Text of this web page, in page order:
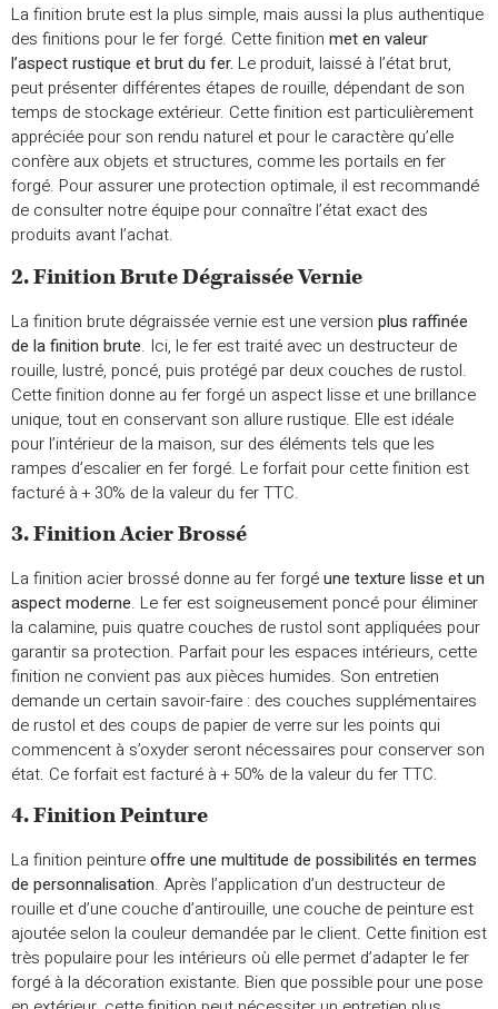
La finition brute est la plus simple, mais aussi la plus authentique
des finitions pour le fer forgé. Cette finition met en valeur
l’aspect rustique et brut du fer. Le produit, laissé à l’état brut,
peut présenter différentes étapes de rouille, dépendant de son
temps de stockage extérieur. Cette finition est particulièrement
appréciée pour son rendu naturel et pour le caractère qu’elle
confère aux objets et structures, comme les portails en fer
forgé. Pour assurer une protection optimale, il est recommandé
de consulter notre équipe pour connaître l’état exact des
produits avant l’achat.
2. Finition Brute Dégraissée Vernie
La finition brute dégraissée vernie est une version plus raffinée
de la finition brute. Ici, le fer est traité avec un destructeur de
rouille, lustré, poncé, puis protégé par deux couches de rustol.
Cette finition donne au fer forgé un aspect lisse et une brillance
unique, tout en conservant son allure rustique. Elle est idéale
pour l’intérieur de la maison, sur des éléments tels que les
rampes d’escalier en fer forgé. Le forfait pour cette finition est
facturé à + 30% de la valeur du fer TTC.
3. Finition Acier Brossé
La finition acier brossé donne au fer forgéune texture lisse et un
aspect moderne. Le fer est soigneusement poncé pour éliminer
la calamine, puis quatre couches de rustol sont appliquées pour
garantir sa protection. Parfait pour les espaces intérieurs, cette
finition ne convient pas aux pièces humides. Son entretien
demande un certain savoir-faire : des couches supplémentaires
de rustol et des coups de papier de verre sur les points qui
commencent à s’oxyder seront nécessaires pour conserver son
état. Ce forfait est facturé à + 50% de la valeur du fer TTC.
4. Finition Peinture
La finition peintureoffre une multitude de possibilités en termes
de personnalisation. Après l’application d’un destructeur de
rouille et d’une couche d’antirouille, une couche de peinture est
ajoutée selon la couleur demandée par le client. Cette finition est
très populaire pour les intérieurs où elle permet d’adapter le fer
forgé à la décoration existante. Bien que possible pour une pose